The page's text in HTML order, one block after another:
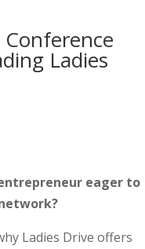
Ladies
eager to
Ladies Drive offers